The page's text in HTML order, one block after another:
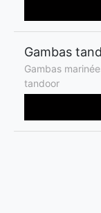
Gambas
Gambas
tandoor